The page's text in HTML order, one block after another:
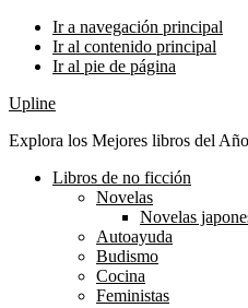
Ir a navegación principal
Ir al contenido principal
Ir al pie de página
Upline
Explora los Mejores libros del Año
Libros de no ficción
Novelas
Novelas
Autoayuda
Budismo
Cocina
Feministas